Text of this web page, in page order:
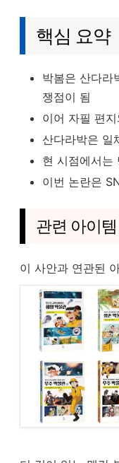
핵심 요약
박봄은 산다라
쟁점이 됨
이어 자필 편
산다라박은 일
현 시점에서는
이번 논란은
관련 아이
이 사안과 연관된